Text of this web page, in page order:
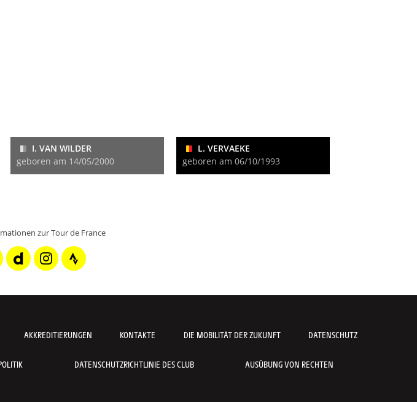
I. VAN WILDER
geboren am 14/05/2000
L. VERVAEKE
geboren am 06/10/1993
zur Tour de France
AKKREDITIERUNGEN KONTAKTE DIE MOBILITÄT DER ZUKUNFT DATENSCHUTZ
DATENSCHUTZRICHTLINIE DES CLUB AUSÜBUNG VON RECHTEN